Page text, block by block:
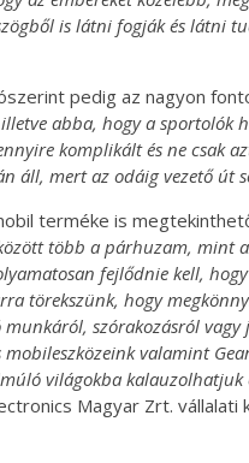
is látni fogják és látni
pedig az nagyon
abba, hogy a sportolók
komplikált és ne csak
áll, mert az odáig vezető út
terméke is
több a párhuzam, mint
fejlődnie kell,
törekszünk, hogy
munkáról, szórakozásról
valamint
világokba kalauzolhatjuk
Magyar Zrt. vállalati